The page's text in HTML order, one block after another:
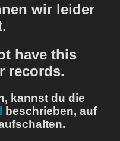
wir leider
have this
records.
kannst du die
beschrieben, auf